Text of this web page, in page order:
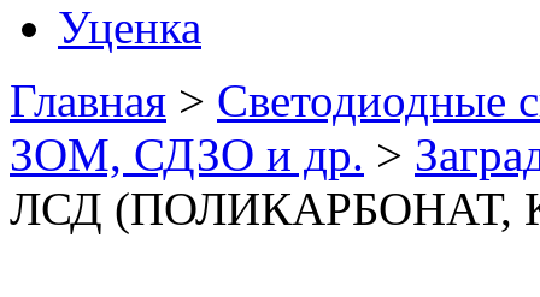
Уценка
Главная > Светодиодные
ЗОМ, СДЗО и др. >
ЛСД